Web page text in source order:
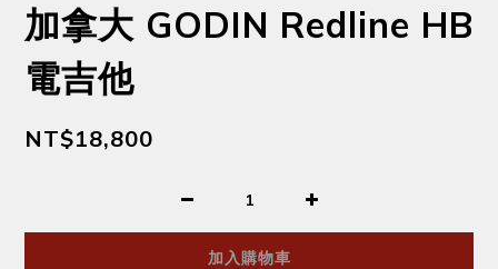
加拿大 GODIN Redline HB
電吉他
NT$18,800
加入購物車